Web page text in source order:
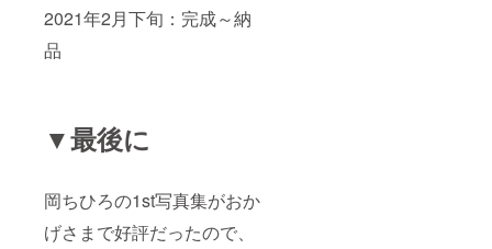
2021年2月下旬：完成～納
品
▼最後に
岡ちひろの1st写真集がおか
げさまで好評だったので、